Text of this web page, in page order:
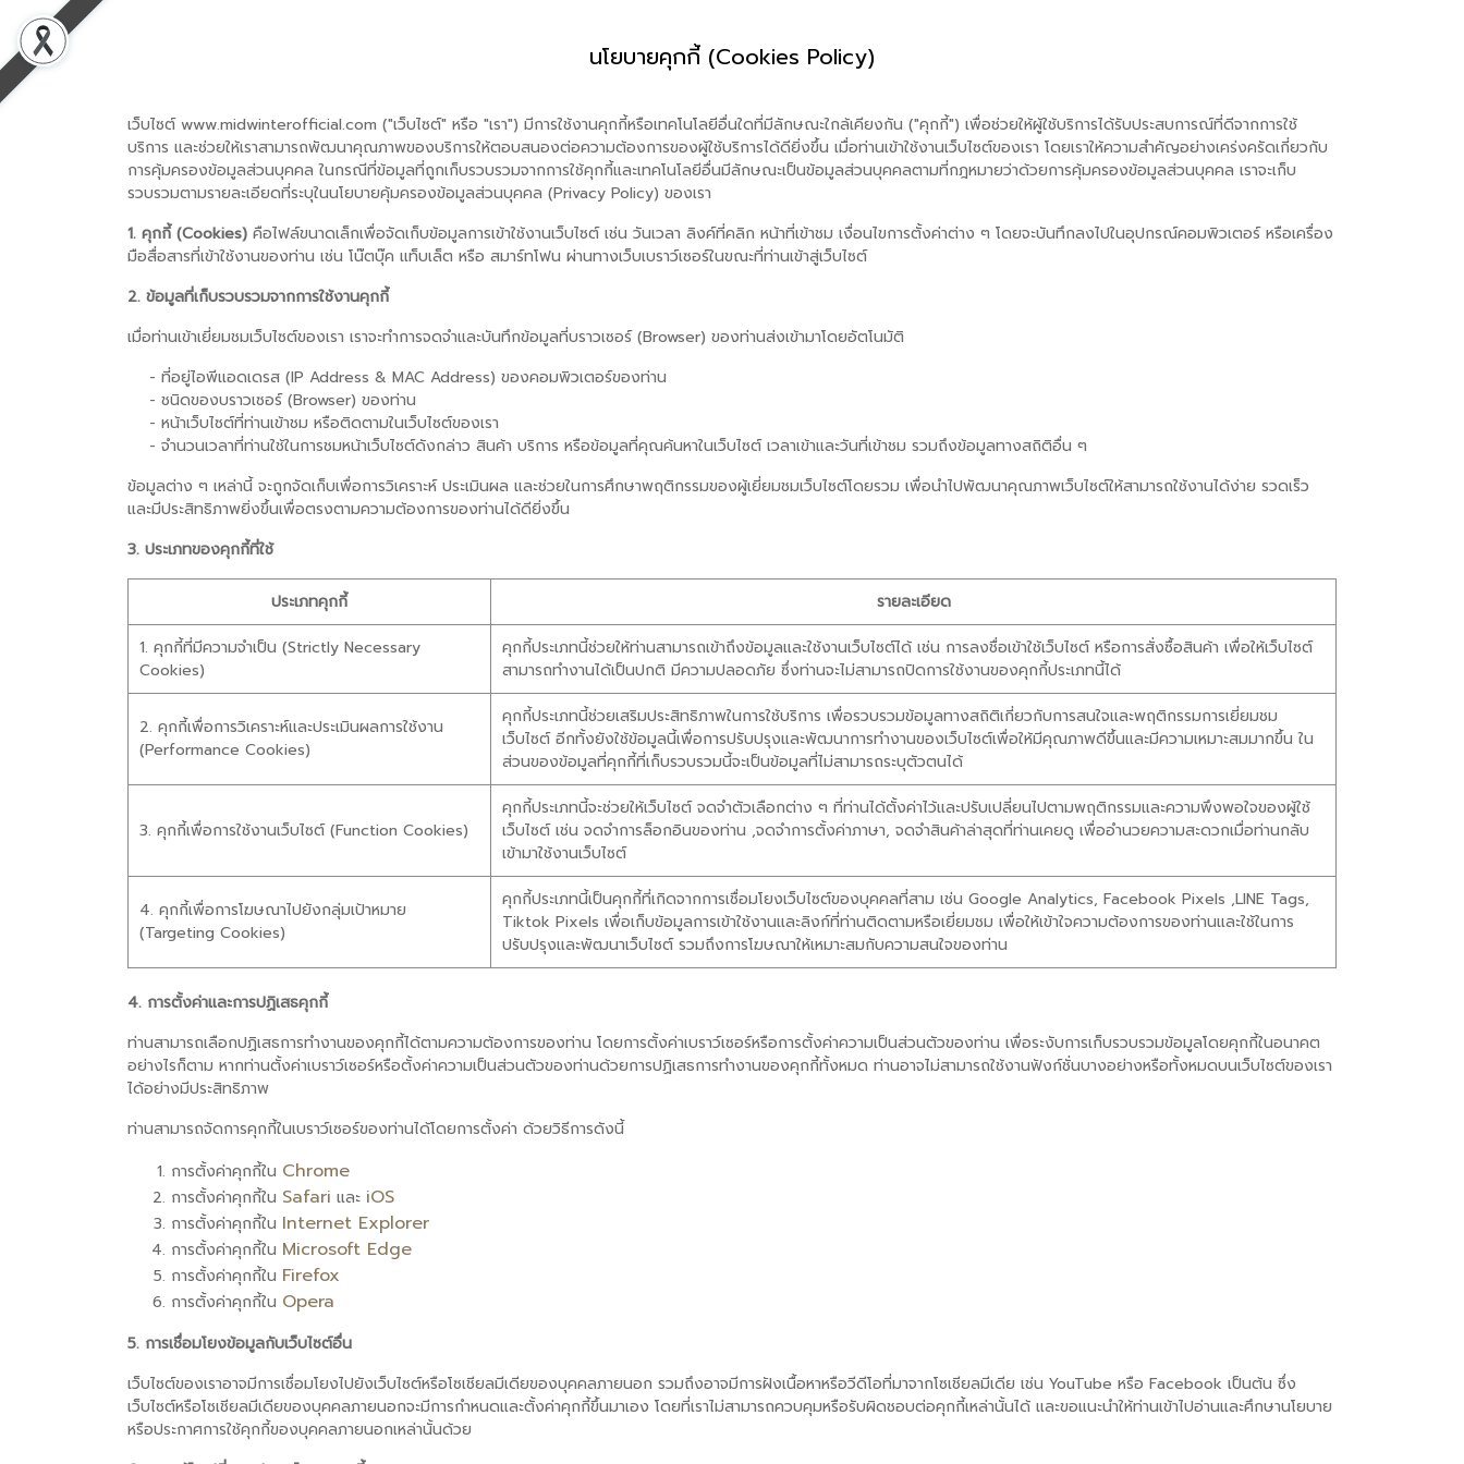
นโยบายคุกกี้ (Cookies Policy)
เว็บไซต์ www.midwinterofficial.com ("เว็บไซต์" หรือ "เรา") มีการใช้งานคุกกี้หรือเทคโนโลยีอื่นใดที่มีลักษณะใกล้เคียงกัน ("คุกกี้") เพื่อช่วยให้ผู้ใช้บริการได้รับประสบการณ์ที่ดีจากการใช้
บริการ และช่วยให้เราสามารถพัฒนาคุณภาพของบริการให้ตอบสนองต่อความต้องการของผู้ใช้บริการได้ดียิ่งขึ้น เมื่อท่านเข้าใช้งานเว็บไซต์ของเรา โดยเราให้ความสำคัญอย่างเคร่งครัดเกี่ยวกับ
การคุ้มครองข้อมูลส่วนบุคคล ในกรณีที่ข้อมูลที่ถูกเก็บรวบรวมจากการใช้คุกกี้และเทคโนโลยีอื่นมีลักษณะเป็นข้อมูลส่วนบุคคลตามที่กฎหมายว่าด้วยการคุ้มครองข้อมูลส่วนบุคคล เราจะเก็บ
รวบรวมตามรายละเอียดที่ระบุในนโยบายคุ้มครองข้อมูลส่วนบุคคล (Privacy Policy) ของเรา
1. คุกกี้ (Cookies) คือไฟล์ขนาดเล็กเพื่อจัดเก็บข้อมูลการเข้าใช้งานเว็บไซต์ เช่น วันเวลา ลิงค์ที่คลิก หน้าที่เข้าชม เงื่อนไขการตั้งค่าต่าง ๆ โดยจะบันทึกลงไปในอุปกรณ์คอมพิวเตอร์ หรือเครื่อง
มือสื่อสารที่เข้าใช้งานของท่าน เช่น โน๊ตบุ๊ค แท็บเล็ต หรือ สมาร์ทโฟน ผ่านทางเว็บเบราว์เซอร์ในขณะที่ท่านเข้าสู่เว็บไซต์
2. ข้อมูลที่เก็บรวบรวมจากการใช้งานคุกกี้
เมื่อท่านเข้าเยี่ยมชมเว็บไซต์ของเรา เราจะทำการจดจำและบันทึกข้อมูลที่บราวเซอร์ (Browser) ของท่านส่งเข้ามาโดยอัตโนมัติ
- ที่อยู่ไอพีแอดเดรส (IP Address & MAC Address) ของคอมพิวเตอร์ของท่าน
- ชนิดของบราวเซอร์ (Browser) ของท่าน
- หน้าเว็บไซต์ที่ท่านเข้าชม หรือติดตามในเว็บไซต์ของเรา
- จำนวนเวลาที่ท่านใช้ในการชมหน้าเว็บไซต์ดังกล่าว สินค้า บริการ หรือข้อมูลที่คุณค้นหาในเว็บไซต์ เวลาเข้าและวันที่เข้าชม รวมถึงข้อมูลทางสถิติอื่น ๆ
ข้อมูลต่าง ๆ เหล่านี้ จะถูกจัดเก็บเพื่อการวิเคราะห์ ประเมินผล และช่วยในการศึกษาพฤติกรรมของผู้เยี่ยมชมเว็บไซต์โดยรวม เพื่อนำไปพัฒนาคุณภาพเว็บไซต์ให้สามารถใช้งานได้ง่าย รวดเร็ว
และมีประสิทธิภาพยิ่งขึ้นเพื่อตรงตามความต้องการของท่านได้ดียิ่งขึ้น
3. ประเภทของคุกกี้ที่ใช้
ประเภทคุกกี้
รายละเอียด
1. คุกกี้ที่มีความจำเป็น (Strictly Necessary
Cookies)
คุกกี้ประเภทนี้ช่วยให้ท่านสามารถเข้าถึงข้อมูลและใช้งานเว็บไซต์ได้ เช่น การลงชื่อเข้าใช้เว็บไซต์ หรือการสั่งซื้อสินค้า เพื่อให้เว็บไซต์
สามารถทำงานได้เป็นปกติ มีความปลอดภัย ซึ่งท่านจะไม่สามารถปิดการใช้งานของคุกกี้ประเภทนี้ได้
2. คุกกี้เพื่อการวิเคราะห์และประเมินผลการใช้งาน
(Performance Cookies)
คุกกี้ประเภทนี้ช่วยเสริมประสิทธิภาพในการใช้บริการ เพื่อรวบรวมข้อมูลทางสถิติเกี่ยวกับการสนใจและพฤติกรรมการเยี่ยมชม
เว็บไซต์ อีกทั้งยังใช้ข้อมูลนี้เพื่อการปรับปรุงและพัฒนาการทำงานของเว็บไซต์เพื่อให้มีคุณภาพดีขึ้นและมีความเหมาะสมมากขึ้น ใน
ส่วนของข้อมูลที่คุกกี้ที่เก็บรวบรวมนี้จะเป็นข้อมูลที่ไม่สามารถระบุตัวตนได้
3. คุกกี้เพื่อการใช้งานเว็บไซต์ (Function Cookies)
คุกกี้ประเภทนี้จะช่วยให้เว็บไซต์ จดจำตัวเลือกต่าง ๆ ที่ท่านได้ตั้งค่าไว้และปรับเปลี่ยนไปตามพฤติกรรมและความพึงพอใจของผู้ใช้
เว็บไซต์ เช่น จดจำการล็อกอินของท่าน ,จดจำการตั้งค่าภาษา, จดจำสินค้าล่าสุดที่ท่านเคยดู เพื่ออำนวยความสะดวกเมื่อท่านกลับ
เข้ามาใช้งานเว็บไซต์
4. คุกกี้เพื่อการโฆษณาไปยังกลุ่มเป้าหมาย
(Targeting Cookies)
คุกกี้ประเภทนี้เป็นคุกกี้ที่เกิดจากการเชื่อมโยงเว็บไซต์ของบุคคลที่สาม เช่น Google Analytics, Facebook Pixels ,LINE Tags,
Tiktok Pixels เพื่อเก็บข้อมูลการเข้าใช้งานและลิงก์ที่ท่านติดตามหรือเยี่ยมชม เพื่อให้เข้าใจความต้องการของท่านและใช้ในการ
ปรับปรุงและพัฒนาเว็บไซต์ รวมถึงการโฆษณาให้เหมาะสมกับความสนใจของท่าน
4. การตั้งค่าและการปฏิเสธคุกกี้
ท่านสามารถเลือกปฏิเสธการทำงานของคุกกี้ได้ตามความต้องการของท่าน โดยการตั้งค่าเบราว์เซอร์หรือการตั้งค่าความเป็นส่วนตัวของท่าน เพื่อระงับการเก็บรวบรวมข้อมูลโดยคุกกี้ในอนาคต
อย่างไรก็ตาม หากท่านตั้งค่าเบราว์เซอร์หรือตั้งค่าความเป็นส่วนตัวของท่านด้วยการปฏิเสธการทำงานของคุกกี้ทั้งหมด ท่านอาจไม่สามารถใช้งานฟังก์ชั่นบางอย่างหรือทั้งหมดบนเว็บไซต์ของเรา
ได้อย่างมีประสิทธิภาพ
ท่านสามารถจัดการคุกกี้ในเบราว์เซอร์ของท่านได้โดยการตั้งค่า ด้วยวิธีการดังนี้
การตั้งค่าคุกกี้ใน Chrome
การตั้งค่าคุกกี้ใน Safari และ iOS
การตั้งค่าคุกกี้ใน Internet Explorer
การตั้งค่าคุกกี้ใน Microsoft Edge
การตั้งค่าคุกกี้ใน Firefox
การตั้งค่าคุกกี้ใน Opera
5. การเชื่อมโยงข้อมูลกับเว็บไซต์อื่น
เว็บไซต์ของเราอาจมีการเชื่อมโยงไปยังเว็บไซต์หรือโซเชียลมีเดียของบุคคลภายนอก รวมถึงอาจมีการฝังเนื้อหาหรือวีดีโอที่มาจากโซเชียลมีเดีย เช่น YouTube หรือ Facebook เป็นต้น ซึ่ง
เว็บไซต์หรือโซเชียลมีเดียของบุคคลภายนอกจะมีการกำหนดและตั้งค่าคุกกี้ขึ้นมาเอง โดยที่เราไม่สามารถควบคุมหรือรับผิดชอบต่อคุกกี้เหล่านั้นได้ และขอแนะนำให้ท่านเข้าไปอ่านและศึกษานโยบาย
หรือประกาศการใช้คุกกี้ของบุคคลภายนอกเหล่านั้นด้วย